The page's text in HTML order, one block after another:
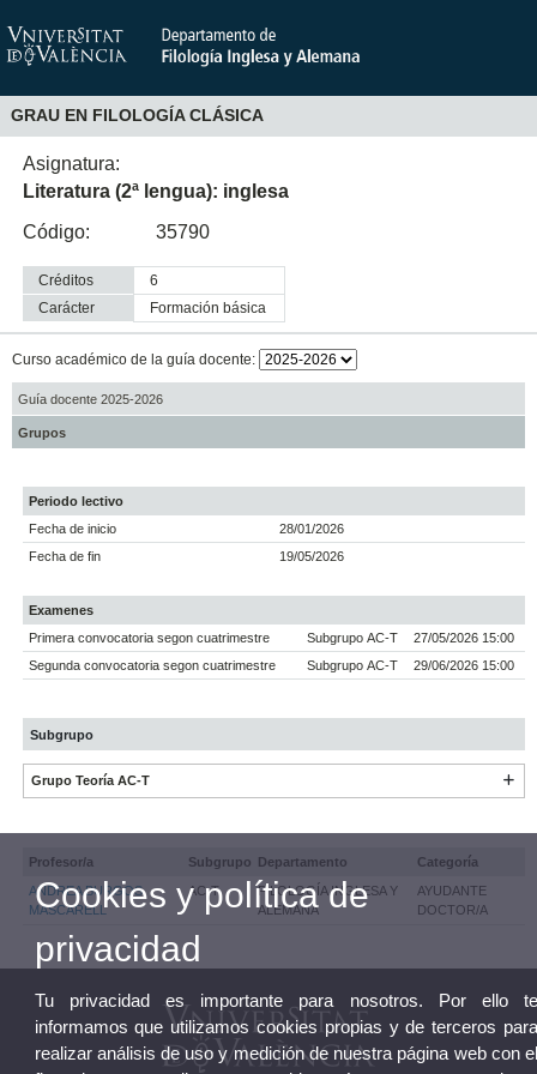
GRAU EN FILOLOGÍA CLÁSICA
Asignatura:
Literatura (2ª lengua): inglesa
Código:
35790
Créditos
6
Carácter
formación básica
Curso académico de la guía docente:
Guía docente 2025-2026
Grupos
Periodo lectivo
Fecha de inicio
28/01/2026
Fecha de fin
19/05/2026
Examenes
Primera convocatoria segon cuatrimestre
Subgrupo AC-T
27/05/2026 15:00
Segunda convocatoria segon cuatrimestre
Subgrupo AC-T 29/06/2026 15:00
Subgrupo
Grupo Teoría AC-T
Profesor/a Subgrupo Departamento
Categoría
ANDREA BURGOS
MASCARELL
AC-T
FILOLOGÍA INGLESA Y
ALEMANA
AYUDANTE
DOCTOR/A
Cookies y política de
privacidad
Tu privacidad es importante para nosotros. Por ello
informamos que utilizamos cookies propias y de terceros
realizar análisis de uso y medición de nuestra página web con